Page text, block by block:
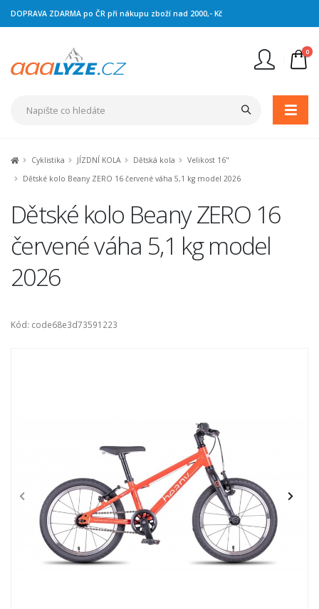
DOPRAVA ZDARMA po ČR při nákupu zboží nad 2000,- Kč
0
Cyklistika JÍZDNÍ KOLA Dětská kola
Velikost 16"
Dětské kolo Beany ZERO 16 červené váha 5,1 kg model 2026
Dětské kolo Beany ZERO 16
červené váha 5,1 kg model
2026
Kód: code68e3d73591223